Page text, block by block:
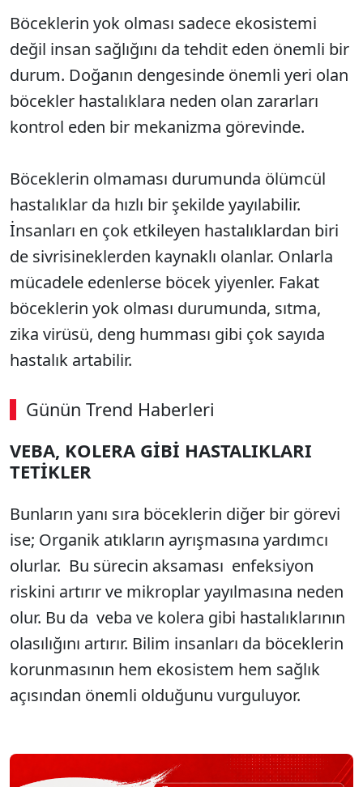
Böceklerin yok olması sadece ekosistemi
değil insan sağlığını da tehdit eden önemli bir
durum. Doğanın dengesinde önemli yeri olan
böcekler hastalıklara neden olan zararları
kontrol eden bir mekanizma görevinde.
Böceklerin olmaması durumunda ölümcül
hastalıklar da hızlı bir şekilde yayılabilir.
İnsanları en çok etkileyen hastalıklardan biri
de sivrisineklerden kaynaklı olanlar. Onlarla
mücadele edenlerse böcek yiyenler. Fakat
böceklerin yok olması durumunda, sıtma,
zika virüsü, deng humması gibi çok sayıda
hastalık artabilir.
Günün Trend Haberleri
00:02 / 08:06
Sesi Aç
VEBA, KOLERA GİBİ HASTALIKLARI
TETİKLER
Bunların yanı sıra böceklerin diğer bir görevi
ise; Organik atıkların ayrışmasına yardımcı
olurlar. Bu sürecin aksaması enfeksiyon
riskini artırır ve mikroplar yayılmasına neden
olur. Bu da veba ve kolera gibi hastalıklarının
olasılığını artırır. Bilim insanları da böceklerin
korunmasının hem ekosistem hem sağlık
açısından önemli olduğunu vurguluyor.